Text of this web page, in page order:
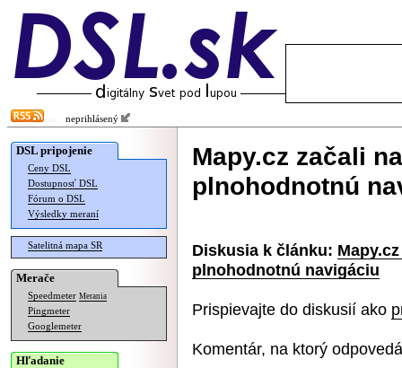
neprihlásený
DSL pripojenie
Ceny DSL
Dostupnosť DSL
Fórum o DSL
Výsledky meraní
Satelitná mapa SR
Merače
Speedmeter Merania
Pingmeter
Googlemeter
Hľadanie
Mapy.cz začali
plnohodnotnú
Diskusia k článku:
plnohodnotnú navigáciu
Prispievajte do diskusií ako
Komentár, na ktorý